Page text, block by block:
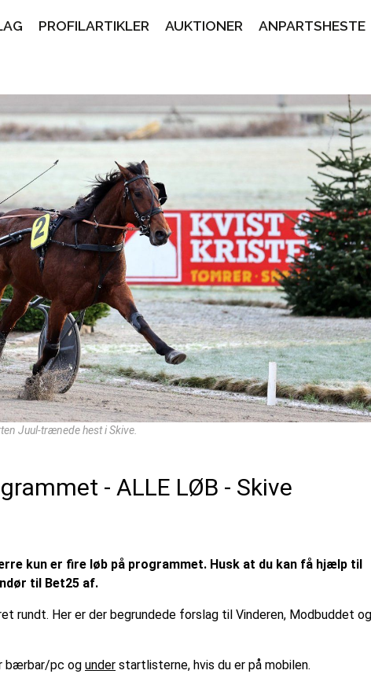
Juul-trænede hest i Skive.
- ALLE LØB - Skive
kun er fire løb på programmet. Husk at du kan få hjælp til
til Bet25 af.
rundt. Her er der begrundede forslag til Vinderen, Modbuddet og
bærbar/pc og under startlisterne, hvis du er på mobilen.
PROFILARTIKLER AUKTIONER ANPARTSHESTE